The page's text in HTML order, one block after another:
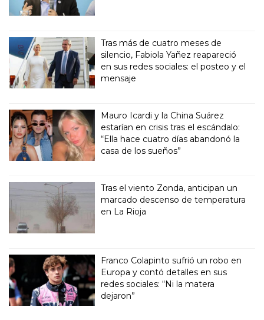
Tras más de cuatro meses de
silencio, Fabiola Yañez reapareció
en sus redes sociales: el posteo y el
mensaje
Mauro Icardi y la China Suárez
estarían en crisis tras el escándalo:
“Ella hace cuatro días abandonó la
casa de los sueños”
Tras el viento Zonda, anticipan un
marcado descenso de temperatura
en La Rioja
Franco Colapinto sufrió un robo en
Europa y contó detalles en sus
redes sociales: “Ni la matera
dejaron”